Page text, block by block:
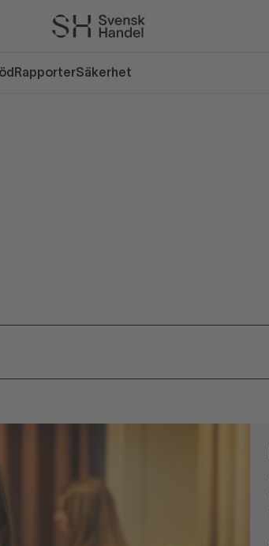
RapporterSäkerhet